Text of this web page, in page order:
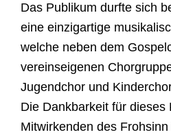
Das Publikum durfte sich
eine einzigartige
welche neben dem
vereinseigenen
Jugendchor und
Die Dankbarkeit für dieses
Mitwirkenden des